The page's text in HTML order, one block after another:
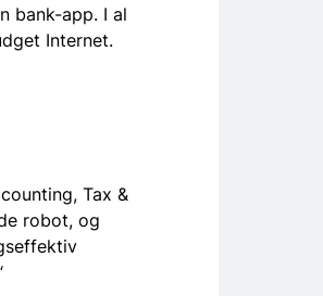
bank-app. I al
Internet.
Tax &
robot, og